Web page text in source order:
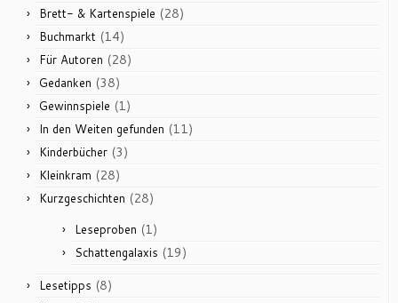
Brett- & Kartenspiele (28)
Buchmarkt (14)
Für Autoren (28)
Gedanken (38)
Gewinnspiele (1)
In den Weiten gefunden (11)
Kinderbücher (3)
Kleinkram (28)
Kurzgeschichten (28)
Leseproben (1)
Schattengalaxis (19)
Lesetipps (8)